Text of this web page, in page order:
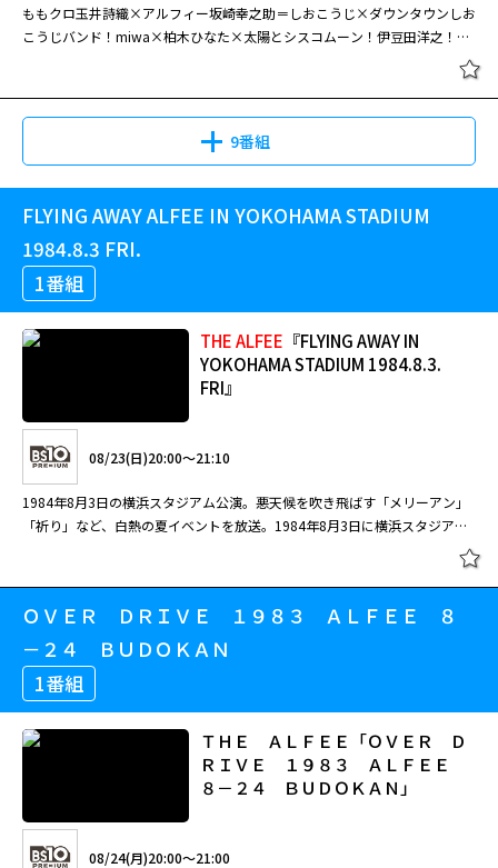
ももクロ玉井詩織×アルフィー坂崎幸之助＝しおこうじ×ダウンタウンしお
こうじバンド！miwa×柏木ひなた×太陽とシスコムーン！伊豆田洋之！ジ
9番組
FLYING AWAY ALFEE IN YOKOHAMA STADIUM
1984.8.3 FRI.
1番組
THEALFEE 『FLYING AWAY IN
YOKOHAMA STADIUM 1984.8.3.
FRI』
08/23(日)20:00～21:10
1984年8月3日の横浜スタジアム公演。悪天候を吹き飛ばす「メリーアン」
「祈り」など、白熱の夏イベントを放送。1984年8月3日に横浜スタジアム
伝説の夏のイベントを放送。当日はあいにくの悪
天候に見舞われながらも、それを跳ね返すような熱気にあふれた白熱のステ
動」など、ファンを魅了した熱いパフォーマンスの数々を臨場感たっぷりに
捉えた、バンドの歴史を語る上でも外せない必見のライブ。 ＰＲＯＬＯＧ
ＵＥ／メリーアン／祈り／愛の鼓動／暁のパラダイス・ロード／星空のディ
スタンス／真夜中を突っ走れ！／恋人になりたい／ロックンロール・ナイト
ショー／夢よ急げ／ラジカル・ティーンエイジャー／絶叫!ジャンピング・
グルーピー／鋼鉄の巨人／Ｓｅｅ Ｙｏｕ Ａｇａｉｎ／ＳＩＮＣＥ １９
８２／ＳＴＡＲＳＨＩＰ－光を求めて－
ＯＶＥＲ ＤＲＩＶＥ １９８３ ＡＬＦＥＥ ８
－２４ ＢＵＤＯＫＡＮ
1番組
ＴＨＥ ＡＬＦＥＥ「ＯＶＥＲ Ｄ
ＲＩＶＥ １９８３ ＡＬＦＥＥ
８－２４ ＢＵＤＯＫＡＮ」
08/24(月)20:00～21:00